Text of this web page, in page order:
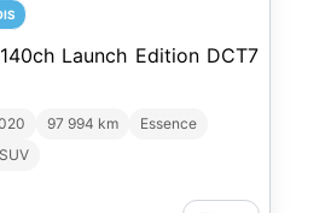
Launch Edition DCT7
97 994 km
Essence